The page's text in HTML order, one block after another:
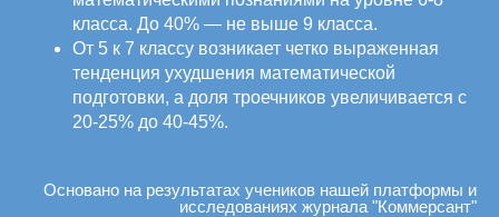
класса. До 40% — не выше 9 класса.
От 5 к 7 классу возникает четко выраженная
тенденция ухудшения математической
подготовки, а доля троечников увеличивается с
20-25% до 40-45%.
Основано на результатах учеников нашей платформы и
исследованиях журнала "Коммерсант"